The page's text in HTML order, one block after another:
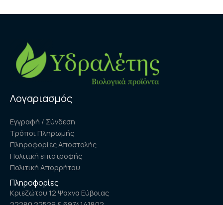
Λογαριασμός
Εγγραφή / Σύνδεση
Τρόποι Πληρωμής
Πληροφορίες Αποστολής
Πολιτική επιστροφής
Πολιτική Απορρήτου
Πληροφορίες
Κριεζώτου 12 Ψαχνα Εύβοιας